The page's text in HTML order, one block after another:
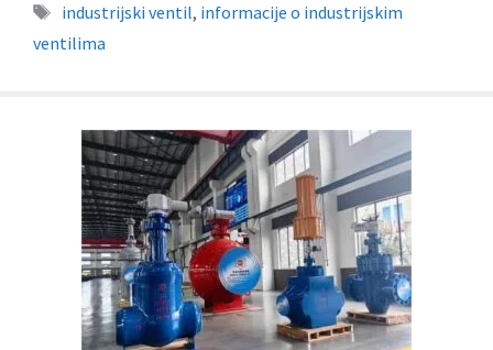
Oznake
industrijski ventil, informacije o industrijskim
ventilima